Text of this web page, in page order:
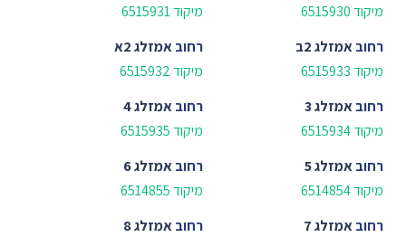
מיקוד 6515930
מיקוד 6515931
רחובאמזלג 2ב
מיקוד 6515933
רחובאמזלג 2א
מיקוד 6515932
רחובאמזלג 3
מיקוד 6515934
רחובאמזלג 4
מיקוד 6515935
רחובאמזלג 5
מיקוד 6514854
רחובאמזלג 6
מיקוד 6514855
רחובאמזלג 7 רחובאמזלג 8